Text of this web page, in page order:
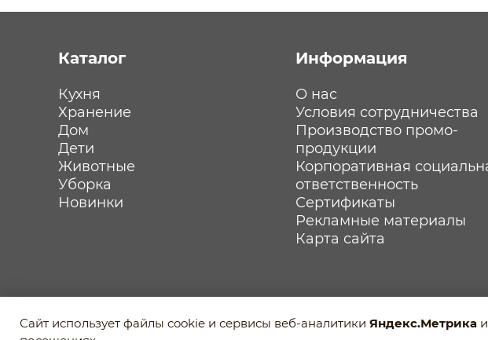
Каталог
Кухня
Хранение
Дом
Дети
Животные
Уборка
Новинки
Информация
О нас
Условия сотрудничества
Производство промо-
продукции
Корпоративная
ответственность
Сертификаты
Рекламные материалы
Карта сайта
Пользовательское соглашение
Сайт использует файлы cookie и сервисы веб-аналитики Яндекс.Метрика и